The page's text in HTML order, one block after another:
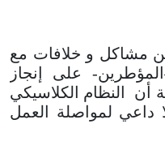
مشاكل و خلافات مع
على إنجاز
أن النظام الكلاسيكي
داعي لمواصلة العمل